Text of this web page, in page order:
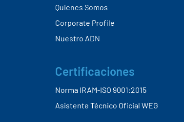
Quienes Somos
Corporate Profile
Nuestro ADN
Certificaciones
Norma IRAM-ISO 9001:2015
Asistente Técnico Oficial WEG